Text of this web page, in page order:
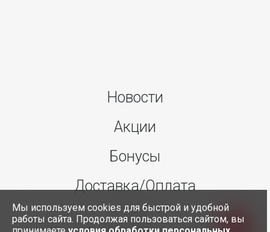
Новости
Акции
Бонусы
Доставка/Оплата
О нас
Мы используем cookies для быстрой и удобной
работы сайта. Продолжая пользоваться сайтом, вы